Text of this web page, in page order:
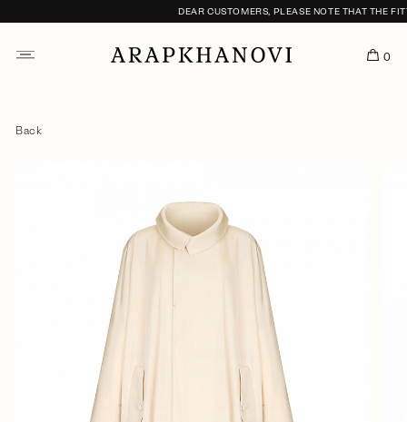
DEAR CUSTOMERS, PLEASE NOTE THAT THE
0
Back